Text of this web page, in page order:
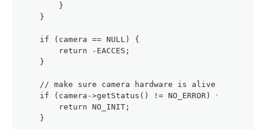
        }
    }
    if (camera == NULL) {
        return -EACCES;
    }
    // make sure camera hardware is alive
    if (camera->getStatus() != NO_ERROR) {
        return NO_INIT;
    }